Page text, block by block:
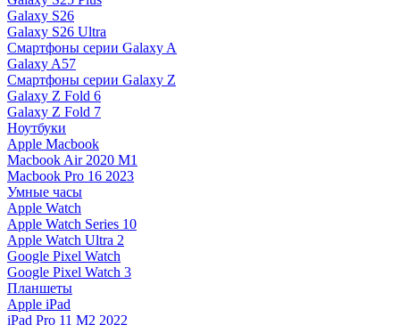
Galaxy S26
Galaxy S26 Ultra
Смартфоны серии Galaxy A
Galaxy A57
Смартфоны серии Galaxy Z
Galaxy Z Fold 6
Galaxy Z Fold 7
Ноутбуки
Apple Macbook
Macbook Air 2020 M1
Macbook Pro 16 2023
Умные часы
Apple Watch
Apple Watch Series 10
Apple Watch Ultra 2
Google Pixel Watch
Google Pixel Watch 3
Планшеты
Apple iPad
iPad Pro 11 M2 2022